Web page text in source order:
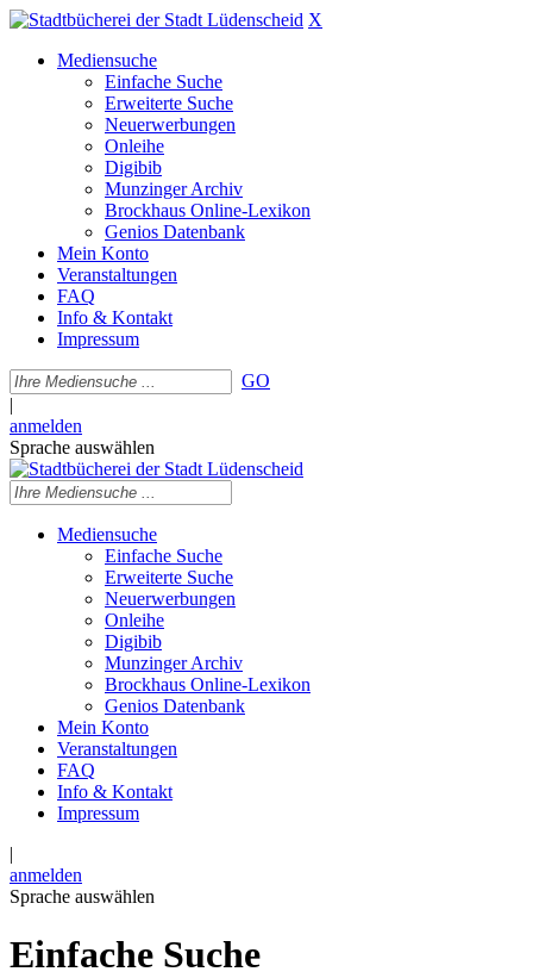
X
Mediensuche
Einfache Suche
Erweiterte Suche
Neuerwerbungen
Onleihe
Digibib
Munzinger Archiv
Brockhaus Online-Lexikon
Genios Datenbank
Mein Konto
Veranstaltungen
FAQ
Info & Kontakt
Impressum
GO
|
anmelden
Sprache auswählen
Mediensuche
Einfache Suche
Erweiterte Suche
Neuerwerbungen
Onleihe
Digibib
Munzinger Archiv
Brockhaus Online-Lexikon
Genios Datenbank
Mein Konto
Veranstaltungen
FAQ
Info & Kontakt
Impressum
|
anmelden
Sprache auswählen
Einfache Suche